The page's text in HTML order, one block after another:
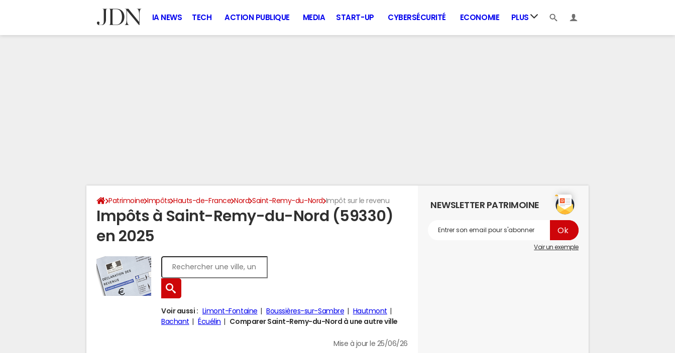
IA NEWS TECH ACTION PUBLIQUE MEDIA START-UP CYBERSÉCURITÉ ECONOMIE PLUS
Patrimoine Impôts Hauts-de-France Nord Saint-Remy-du-Nord Impôt sur le revenu
Impôts à Saint-Remy-du-Nord (59330)
en 2025
Voir aussi : Limont-Fontaine Boussières-sur-Sambre
Hautmont
Bachant
Écuélin Comparer Saint-Remy-du-Nord à une autre ville
Mise à jour le 25/06/26
NEWSLETTER PATRIMOINE
Voir un exemple